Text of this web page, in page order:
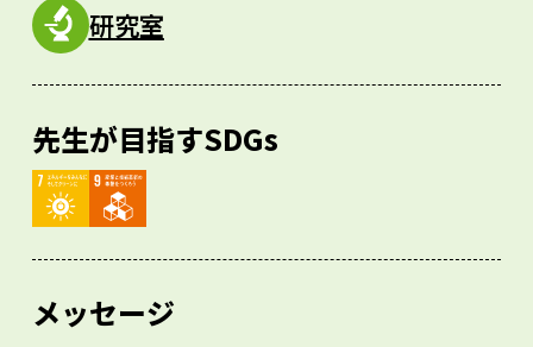
研究室
先生が目指すSDGs
メッセージ